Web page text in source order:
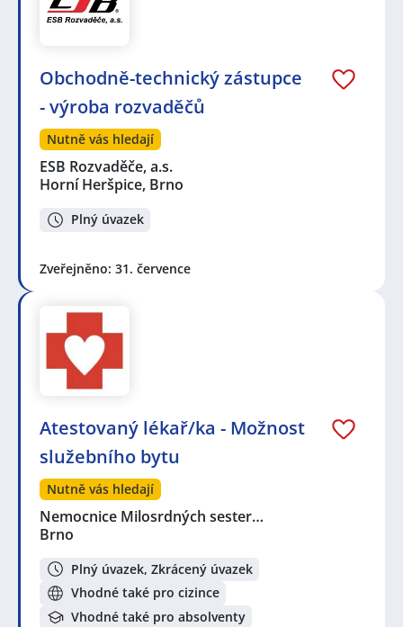
Obchodně-technický zástupce
- výroba rozvaděčů
Nutně vás hledají
ESB Rozvaděče, a.s.
Horní Heršpice, Brno
Plný úvazek
Zveřejněno: 31. července
Atestovaný lékař/ka - Možnost
služebního bytu
Nutně vás hledají
Nemocnice Milosrdných sester…
Brno
Plný úvazek, Zkrácený úvazek
Vhodné také pro cizince
Vhodné také pro absolventy